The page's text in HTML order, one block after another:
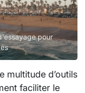
pour
multitude d’outils
faciliter le